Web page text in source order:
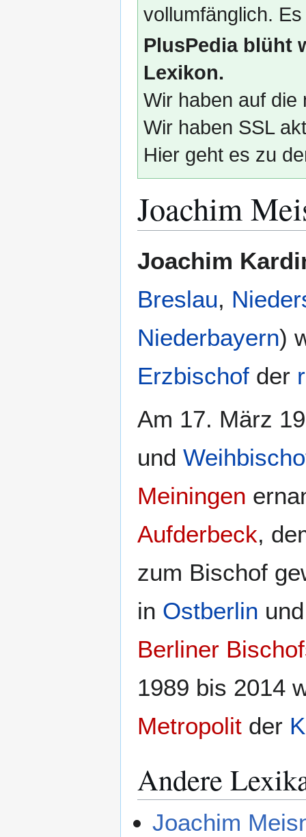
vollumfänglich.
PlusPedia blüht
Lexikon.
Wir haben auf die
Wir haben SSL
Hier geht es zu
Joachim
Navigation
Suche
Joachim
Breslau,
Niederbayern)
Erzbischof der
Am 17. März
und
Meiningen
Aufderbeck,
zum Bischof
in Ostberlin
Berliner
1989 bis 2014
Metropolit der
Andere
Joachim